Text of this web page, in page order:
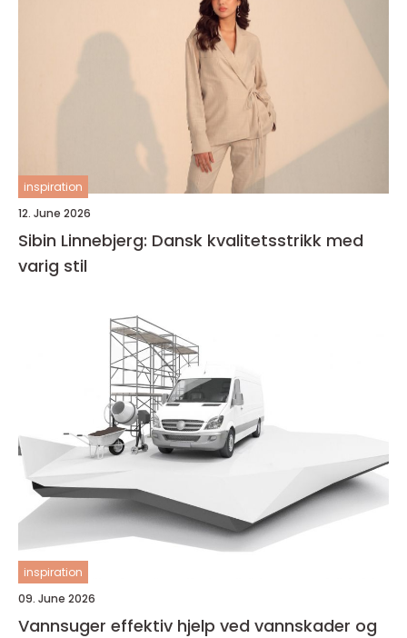
inspiration
12. June 2026
Sibin Linnebjerg: Dansk kvalitetsstrikk med
varig stil
inspiration
09. June 2026
Vannsuger effektiv hjelp ved vannskader og